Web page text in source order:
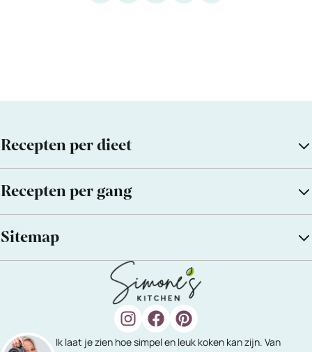
Recepten per dieet
Recepten per gang
Sitemap
Ik laat je zien hoe simpel en leuk koken kan zijn. Van